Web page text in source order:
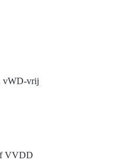
vWD-vrij
VVDD